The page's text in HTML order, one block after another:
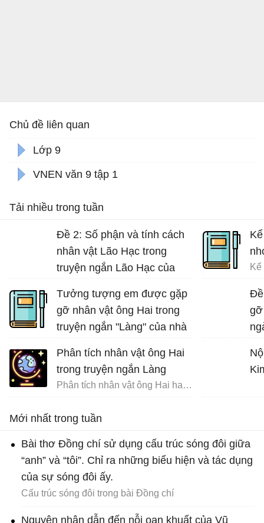
Chủ đề liên quan
Lớp 9
VNEN văn 9 tập 1
Tải nhiều trong tuần
Đề 2: Số phận và tính cách
nhân vật Lão Hạc trong
truyện ngắn Lão Hạc của
Tưởng tượng em được gặp
gỡ nhân vật ông Hai trong
truyện ngắn "Làng" của nhà
cùng ông về những ngày
tháng đi tản cư
Phân tích nhân vật ông Hai
trong truyện ngắn Làng
Phân tích nhân vật ông Hai hay nhất
Đề
gỡ
Mới nhất trong tuần
Bài thơ Đồng chí sử dụng cấu trúc sóng đôi giữa
“anh” và “tôi”. Chỉ ra những biểu hiện và tác dụng
của sự sóng đôi ấy.
Cấu trúc sóng đôi trong bài Đồng chí
Nguyên nhân dẫn đến nỗi oan khuất của Vũ